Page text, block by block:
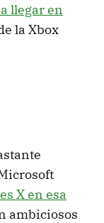
llegar en
la Xbox
X en esa
ambiciosos